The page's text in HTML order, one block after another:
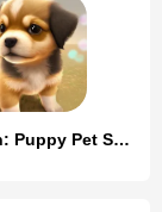
Dog Town: Puppy Pet Shop Games